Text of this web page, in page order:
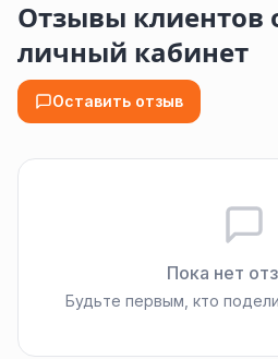
Отзывы клиентов
личный кабинет
Оставить отзыв
Пока нет
Будьте первым, кто